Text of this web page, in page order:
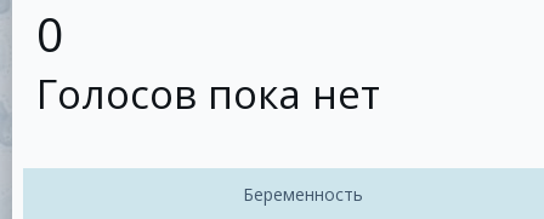
0
Голосов пока нет
Беременность